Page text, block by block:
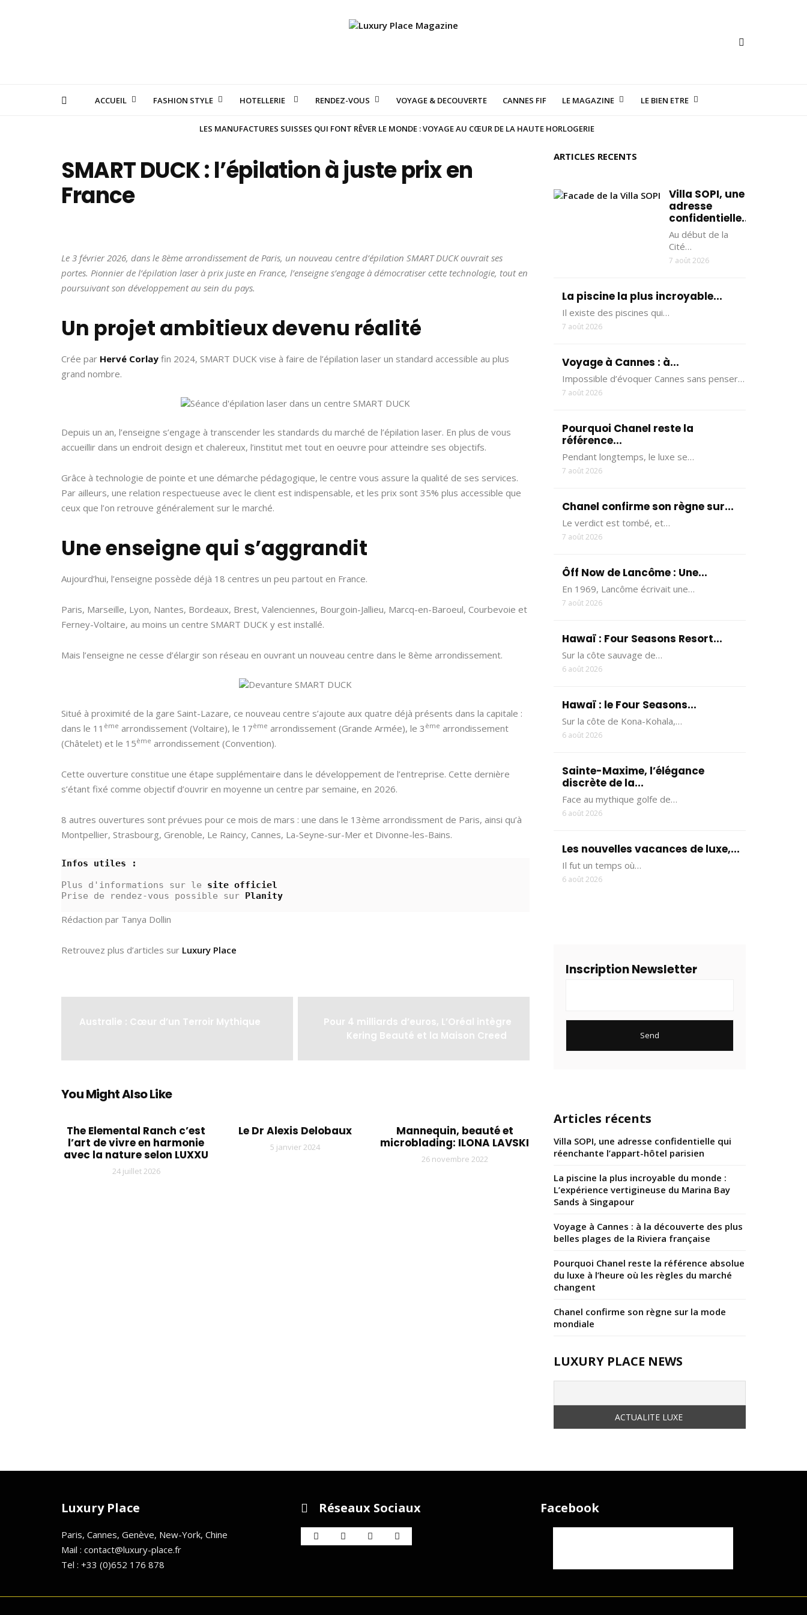
ACCUEIL FASHION STYLE HOTELLERIE RENDEZ-VOUS VOYAGE & DECOUVERTE CANNES FIF LE MAGAZINE LE BIEN ETRE
LES MANUFACTURES SUISSES QUI FONT RÊVER LE MONDE : VOYAGE AU CŒUR DE LA HAUTE HORLOGERIE
SMART DUCK : l’épilation à juste prix en
France
Le 3 février 2026, dans le 8ème arrondissement de Paris, un nouveau centre d’épilation SMART DUCK ouvrait ses
portes. Pionnier de l’épilation laser à prix juste en France, l’enseigne s’engage à démocratiser cette technologie, tout en
poursuivant son développement au sein du pays.
Un projet ambitieux devenu réalité
Crée par Hervé Corlay fin 2024, SMART DUCK vise à faire de l’épilation laser un standard accessible au plus
grand nombre.
Depuis un an, l’enseigne s’engage à transcender les standards du marché de l’épilation laser. En plus de vous
accueillir dans un endroit design et chalereux, l’institut met tout en oeuvre pour atteindre ses objectifs.
Grâce à technologie de pointe et une démarche pédagogique, le centre vous assure la qualité de ses services.
Par ailleurs, une relation respectueuse avec le client est indispensable, et les prix sont 35% plus accessible que
ceux que l’on retrouve généralement sur le marché.
Une enseigne qui s’aggrandit
Aujourd’hui, l’enseigne possède déjà 18 centres un peu partout en France.
Paris, Marseille, Lyon, Nantes, Bordeaux, Brest, Valenciennes, Bourgoin-Jallieu, Marcq-en-Baroeul, Courbevoie et
Ferney-Voltaire, au moins un centre SMART DUCK y est installé.
Mais l’enseigne ne cesse d’élargir son réseau en ouvrant un nouveau centre dans le 8ème arrondissement.
Situé à proximité de la gare Saint-Lazare, ce nouveau centre s’ajoute aux quatre déjà présents dans la capitale :
dans le 11 ème arrondissement (Voltaire), le 17ème arrondissement (Grande Armée), le 3 ème arrondissement
(Châtelet) et le 15ème arrondissement (Convention).
Cette ouverture constitue une étape supplémentaire dans le développement de l’entreprise. Cette dernière
s’étant fixé comme objectif d’ouvrir en moyenne un centre par semaine, en 2026.
8 autres ouvertures sont prévues pour ce mois de mars : une dans le 13ème arrondissment de Paris, ainsi qu’à
Montpellier, Strasbourg, Grenoble, Le Raincy, Cannes, La-Seyne-sur-Mer et Divonne-les-Bains.
Infos utiles :
Plus d'informations sur le site officiel
Prise de rendez-vous possible sur Planity
Rédaction par Tanya Dollin
Retrouvez plus d’articles sur Luxury Place
Australie : Cœur d’un Terroir Mythique
Pour 4 milliards d’euros, L’Oréal intègre
Kering Beauté et la Maison Creed
You Might Also Like
The Elemental Ranch c’est
l’art de vivre en harmonie
avec la nature selon LUXXU
24 juillet 2026
Le Dr Alexis Delobaux
5 janvier 2024
Mannequin, beauté et
microblading: ILONA LAVSKI
26 novembre 2022
ARTICLES RECENTS
Villa SOPI, une
adresse
confidentielle...
Au début de la
Cité…
7 août 2026
La piscine la plus incroyable...
Il existe des piscines qui…
7 août 2026
Voyage à Cannes : à...
Impossible d’évoquer Cannes sans penser…
7 août 2026
Pourquoi Chanel reste la
référence...
Pendant longtemps, le luxe se…
7 août 2026
Chanel confirme son règne sur...
Le verdict est tombé, et…
7 août 2026
Ôff Now de Lancôme : Une...
En 1969, Lancôme écrivait une…
7 août 2026
Hawaï : Four Seasons Resort...
Sur la côte sauvage de…
6 août 2026
Hawaï : le Four Seasons...
Sur la côte de Kona-Kohala,…
6 août 2026
Sainte-Maxime, l’élégance
discrète de la...
Face au mythique golfe de…
6 août 2026
Les nouvelles vacances de luxe,...
Il fut un temps où…
6 août 2026
Inscription Newsletter
Articles récents
Villa SOPI, une adresse confidentielle qui
réenchante l’appart-hôtel parisien
La piscine la plus incroyable du monde :
L’expérience vertigineuse du Marina Bay
Sands à Singapour
Voyage à Cannes : à la découverte des plus
belles plages de la Riviera française
Pourquoi Chanel reste la référence absolue
du luxe à l’heure où les règles du marché
changent
Chanel confirme son règne sur la mode
mondiale
LUXURY PLACE NEWS
Luxury Place
Paris, Cannes, Genève, New-York, Chine
Mail : contact@luxury-place.fr
Tel : +33 (0)652 176 878
Réseaux Sociaux Facebook